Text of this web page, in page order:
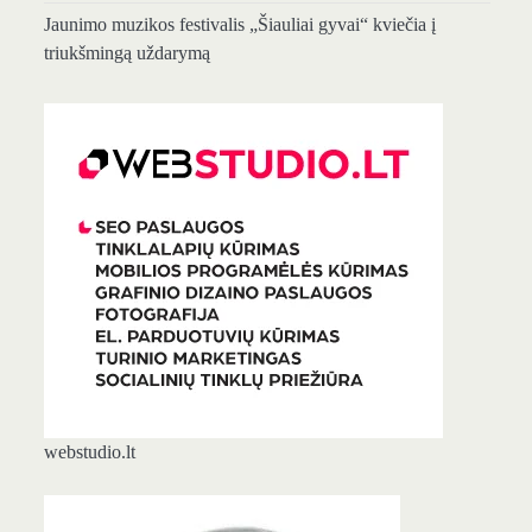
Jaunimo muzikos festivalis „Šiauliai gyvai“ kviečia į
triukšmingą uždarymą
webstudio.lt